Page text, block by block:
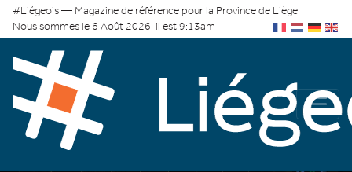
#Liégeois — Magazine de référence pour la Province de Liège
Nous sommes le 6 Août 2026, il est 9:13am